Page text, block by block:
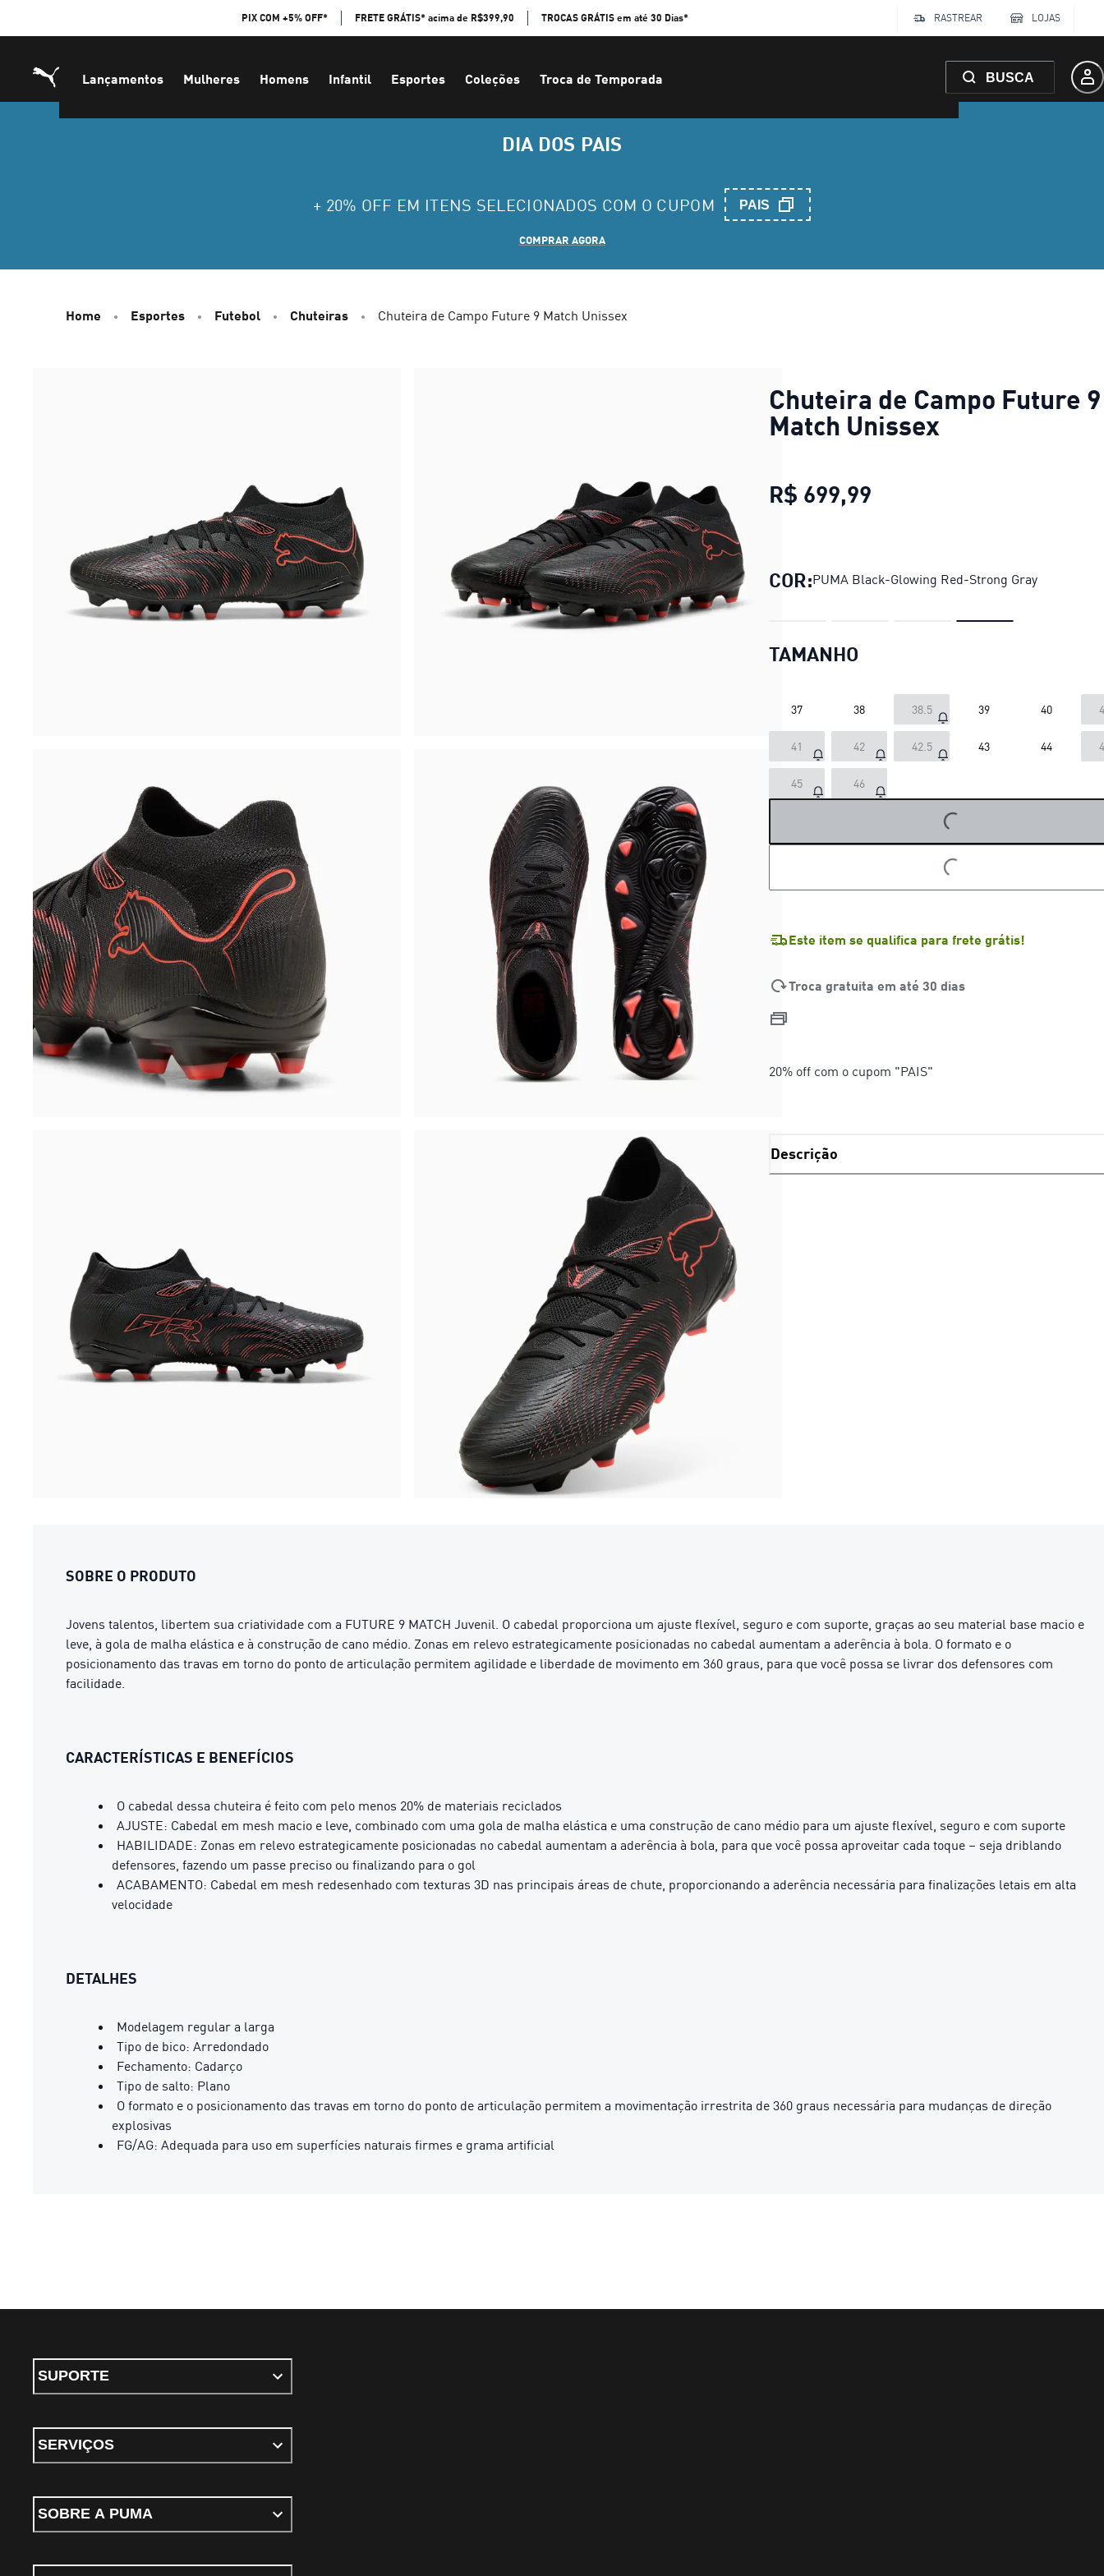
PIX COM +5% OFF* FRETE GRÁTIS* acima de R$399,90 TROCAS GRÁTIS em até 30 Dias* RASTREAR LOJAS
Lançamentos Mulheres Homens Infantil Esportes Coleções Troca de Temporada BUSCA
DIA DOS PAIS
+ 20% OFF EM ITENS SELECIONADOS COM O CUPOM PAIS
COMPRAR AGORA
Home Esportes Futebol Chuteiras Chuteira de Campo Future 9 Match Unissex
Chuteira de Campo Future 9
Match Unissex
R$ 699,99
COR:PUMA Black-Glowing Red-Strong Gray
TAMANHO
37 38 38.5 39 40
41 42 42.5 43 44
45 46
LOADING...
LOADING...
Este item se qualifica para frete grátis!
Troca gratuita em até 30 dias
20% off com o cupom "PAIS"
Descrição
SOBRE O PRODUTO
Jovens talentos, libertem sua criatividade com a FUTURE 9 MATCH Juvenil. O cabedal proporciona um ajuste flexível, seguro e com suporte, graças ao seu material base macio e
leve, à gola de malha elástica e à construção de cano médio. Zonas em relevo estrategicamente posicionadas no cabedal aumentam a aderência à bola. O formato e o
posicionamento das travas em torno do ponto de articulação permitem agilidade e liberdade de movimento em 360 graus, para que você possa se livrar dos defensores com
facilidade.
CARACTERÍSTICAS E BENEFÍCIOS
O cabedal dessa chuteira é feito com pelo menos 20% de materiais reciclados
AJUSTE: Cabedal em mesh macio e leve, combinado com uma gola de malha elástica e uma construção de cano médio para um ajuste flexível, seguro e com suporte
HABILIDADE: Zonas em relevo estrategicamente posicionadas no cabedal aumentam a aderência à bola, para que você possa aproveitar cada toque – seja driblando
defensores, fazendo um passe preciso ou finalizando para o gol
ACABAMENTO: Cabedal em mesh redesenhado com texturas 3D nas principais áreas de chute, proporcionando a aderência necessária para finalizações letais em alta
velocidade
DETALHES
Modelagem regular a larga
Tipo de bico: Arredondado
Fechamento: Cadarço
Tipo de salto: Plano
O formato e o posicionamento das travas em torno do ponto de articulação permitem a movimentação irrestrita de 360 ​​graus necessária para mudanças de direção
explosivas
FG/AG: Adequada para uso em superfícies naturais firmes e grama artificial
SUPORTE
SERVIÇOS
SOBRE A PUMA